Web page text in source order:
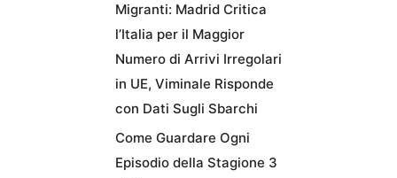
Migranti: Madrid Critica
l’Italia per il Maggior
Numero di Arrivi Irregolari
in UE, Viminale Risponde
con Dati Sugli Sbarchi
Come Guardare Ogni
Episodio della Stagione 3